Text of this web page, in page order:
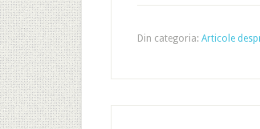
Din categoria: Articole